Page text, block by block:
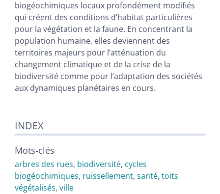
Citer cet article
Auteur
biogéochimiques locaux profondément modifiés
qui créent des conditions d’habitat particulières
pour la végétation et la faune. En concentrant la
population humaine, elles deviennent des
territoires majeurs pour l’atténuation du
changement climatique et de la crise de la
biodiversité comme pour l’adaptation des sociétés
aux dynamiques planétaires en cours.
INDEX
Mots-clés
arbres des rues, biodiversité, cycles
biogéochimiques, ruissellement, santé, toits
végétalisés, ville